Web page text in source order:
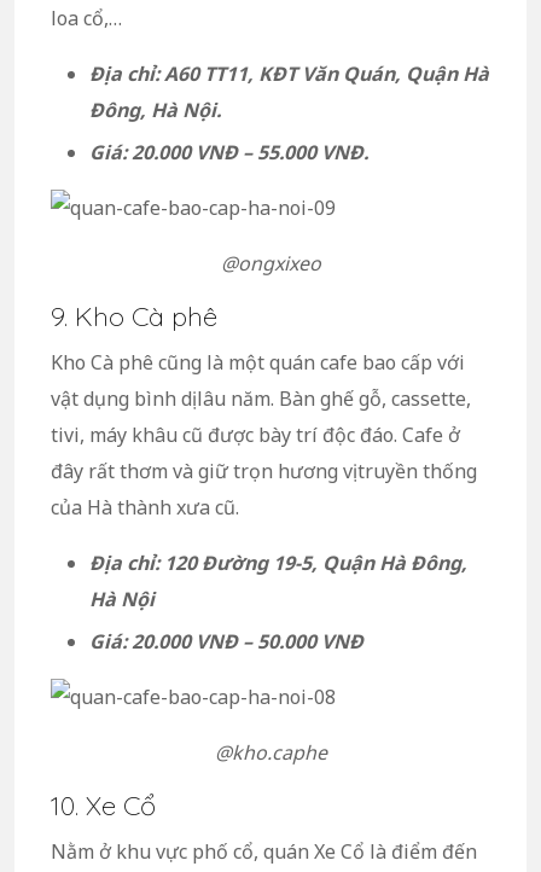
loa cổ,…
Địa chỉ: A60 TT11, KĐT Văn Quán, Quận Hà
Đông, Hà Nội.
Giá: 20.000 VNĐ – 55.000 VNĐ.
@ongxixeo
9. Kho Cà phê
Kho Cà phê cũng là một quán cafe bao cấp với
vật dụng bình dị lâu năm. Bàn ghế gỗ, cassette,
tivi, máy khâu cũ được bày trí độc đáo. Cafe ở
đây rất thơm và giữ trọn hương vị truyền thống
của Hà thành xưa cũ.
Địa chỉ: 120 Đường 19-5, Quận Hà Đông,
Hà Nội
Giá: 20.000 VNĐ – 50.000 VNĐ
@kho.caphe
10. Xe Cổ
Nằm ở khu vực phố cổ, quán Xe Cổ là điểm đến